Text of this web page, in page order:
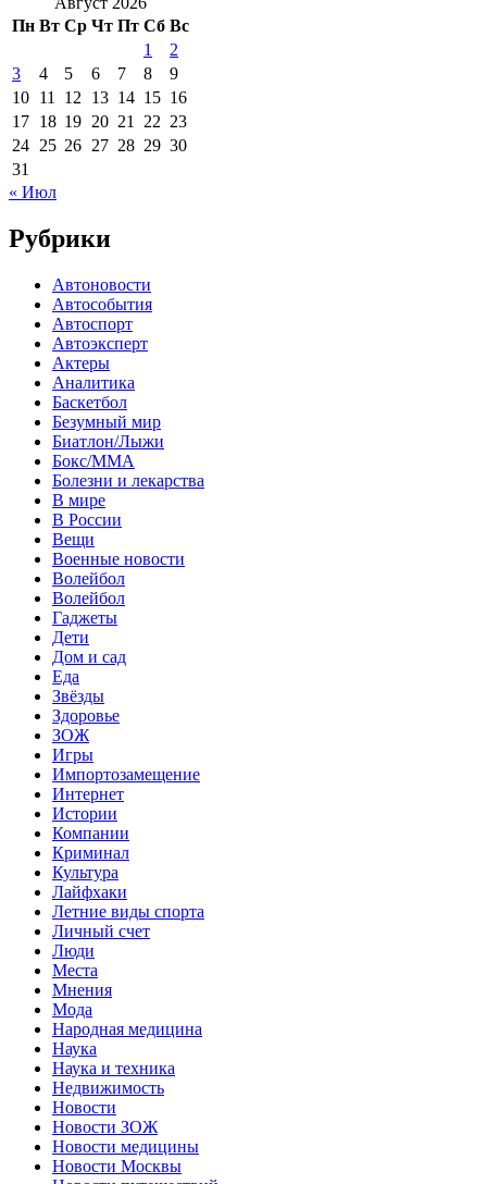
Пн Вт Ср Чт Пт Сб Вс
1
2
3
4 5 6 7 8
9
10 11 12 13 14 15 16
17 18 19 20 21 22 23
24 25 26 27 28 29 30
31
« Июл
Рубрики
Автоновости
Автособытия
Автоспорт
Автоэксперт
Актеры
Аналитика
Баскетбол
Безумный мир
Биатлон/Лыжи
Бокс/MMA
Болезни и лекарства
В мире
В России
Вещи
Военные новости
Волейбол
Волейбол
Гаджеты
Дети
Дом и сад
Еда
Звёзды
Здоровье
ЗОЖ
Игры
Импортозамещение
Интернет
Истории
Компании
Криминал
Культура
Лайфхаки
Летние виды спорта
Личный счет
Люди
Места
Мнения
Мода
Народная медицина
Наука
Наука и техника
Недвижимость
Новости
Новости ЗОЖ
Новости медицины
Новости Москвы